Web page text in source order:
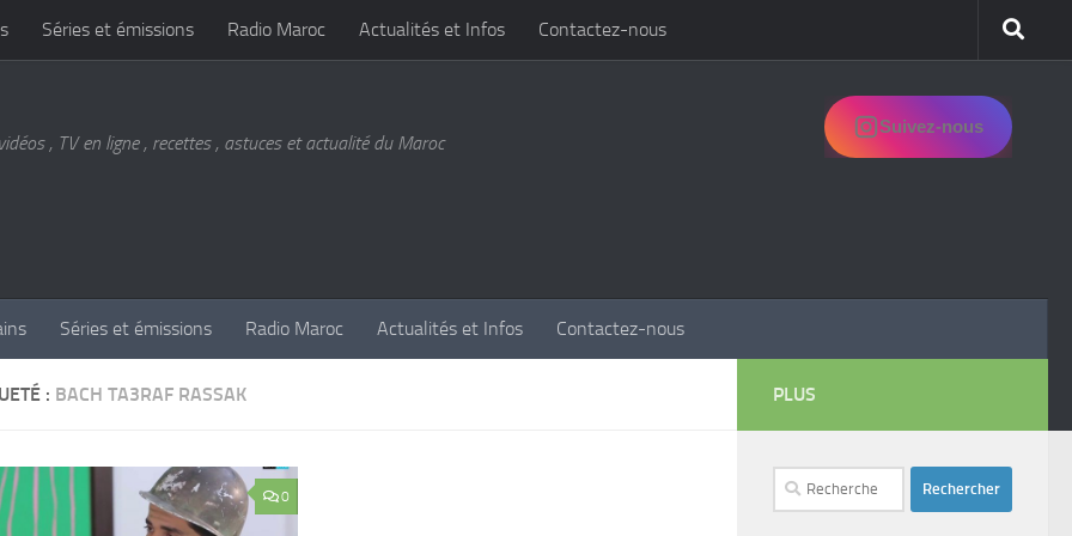
Séries et émissions Radio Maroc Actualités et Infos Contactez-nous
, TV en ligne , recettes , astuces et actualité du Maroc
Suivez-nous
Séries et émissions Radio Maroc Actualités et Infos Contactez-nous
: BACH TA3RAF RASSAK
0
PLUS
Rechercher :